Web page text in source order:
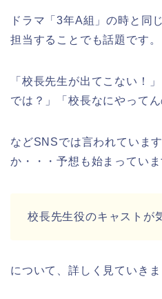
ドラマ「3年A組」の時と同
担当することでも話題です。
「校長先生が出てこない！
では？」「校長なにやってん
などSNSでは言われていま
か・・・予想も始まっていま
校長先生役のキャストが
について、詳しく見ていきま